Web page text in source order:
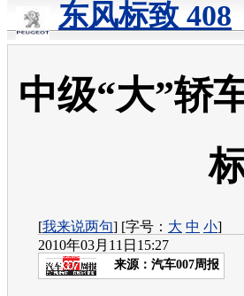
东风标致 408
中级“大”轿
[我来说两句] [字号： 大 中 小]
2010年03月11日15:27
来源： 汽车007周报